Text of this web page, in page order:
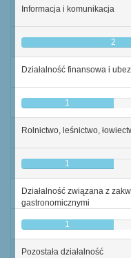
Informacja i komunikacja
2
Działalność finansowa i
1
Rolnictwo, leśnictwo,
1
Działalność związana z
gastronomicznymi
1
Pozostała działalność